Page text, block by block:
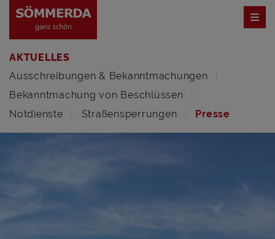
AKTUELLES
Ausschreibungen & Bekanntmachungen
Bekanntmachung von Beschlüssen
Notdienste
Straßensperrungen Presse